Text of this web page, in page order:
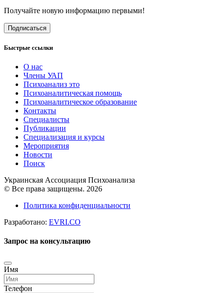
Получайте новую информацию первыми!
Подписаться
Быстрые ссылки
О нас
Члены УАП
Психоанализ это
Психоаналитическая помощь
Психоаналитическое образование
Контакты
Специалисты
Публикации
Специализация и курсы
Мероприятия
Новости
Поиск
Украинская Ассоциация Психоанализа
© Все права защищены. 2026
Политика конфиденциальности
Разработано: EVRI.CO
Запрос на консультацию
Имя
Телефон